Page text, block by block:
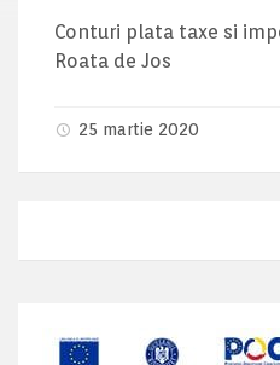
Conturi plata taxe si
Roata de Jos
25 martie 2020